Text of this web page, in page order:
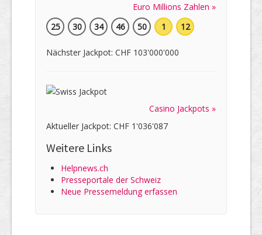
Euro Millions Zahlen »
25
30 34 46 50 1 12
Nächster Jackpot: CHF 103'000'000
Casino Jackpots »
Aktueller Jackpot: CHF 1'036'087
Weitere Links
Helpnews.ch
Presseportale der Schweiz
Neue Pressemeldung erfassen